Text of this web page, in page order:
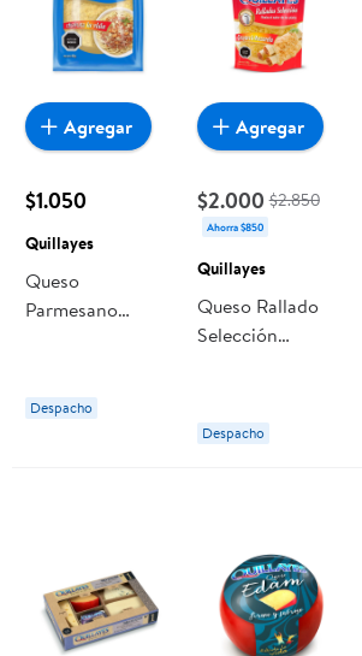
$1.050
Quillayes
Queso
Parmesano
Despacho
Agregar
$2.000 $2.850
Ahorra $850
Quillayes
Queso Rallado
Selección
Quillayes
Despacho
Agregar